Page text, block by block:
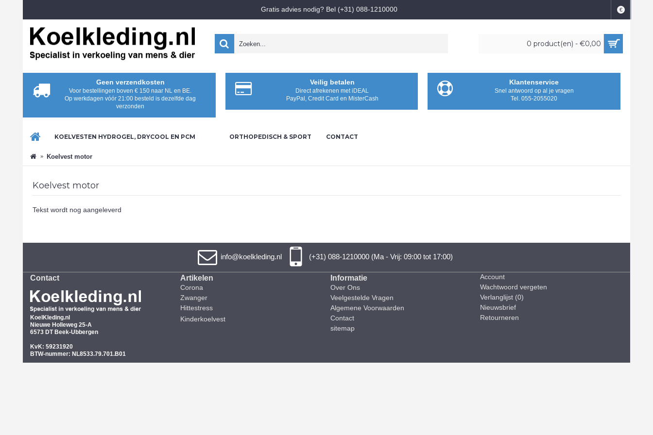
Gratis advies nodig? Bel (+31) 088-1210000 €
0 product(en) - €0,00
Geen verzendkosten
Voor bestellingen boven € 150 naar NL en BE.
Op werkdagen vóór 21:00 besteld is dezelfde dag
verzonden
Veilig betalen
Direct afrekenen met iDEAL
PayPal, Credit Card en MisterCash
Klantenservice
Snel antwoord op al je vragen
Tel.055-2055020
KOELVESTEN HYDROGEL, DRYCOOL EN PCM ORTHOPEDISCH & SPORT CONTACT
Koelvest motor
Koelvest motor
Tekst wordt nog aangeleverd
info@koelkleding.nl (+31) 088-1210000 (Ma - Vrij: 09:00 tot 17:00)
Contact
KoelKleding.nl
Nieuwe Holleweg 25-A
6573 DT Beek-Ubbergen
KvK: 59231920
BTW-nummer: NL8533.79.701.B01
Artikelen
Corona
Zwanger
Hittestress
Kinderkoelvest
Informatie
Over Ons
Veelgestelde Vragen
Algemene Voorwaarden
Contact
sitemap
Account
Wachtwoord vergeten
Verlanglijst (0)
Nieuwsbrief
Retourneren